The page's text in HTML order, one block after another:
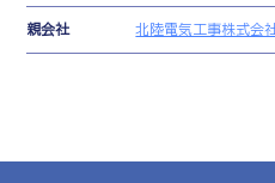
親会社 北陸電気工事株式会